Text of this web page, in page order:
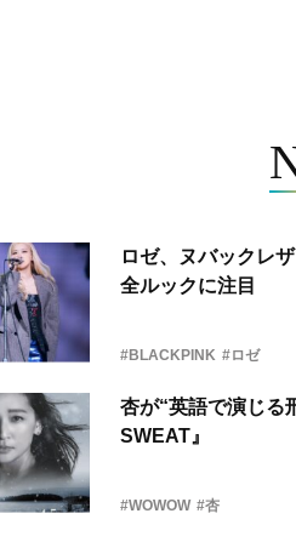
ロゼ、ヌバックレ
全ルックに注目
#BLACKPINK #ロゼ
杏が“英語で演じ
SWEAT』
#WOWOW #杏